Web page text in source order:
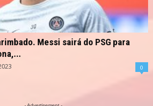
Messi sairá do PSG para
0